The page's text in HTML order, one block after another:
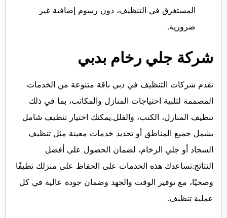
المستغرق في التنظيف، دون رسوم إضافية غير
ضرورية.
شركة جلي رخام بدبي
تقدم شركات التنظيف في دبي باقة متنوعة من الخدمات
المصممة لتلبية احتياجات المنازل والمكاتب، بما في ذلك
تنظيف المنازل، الكنب، والفلل.يمكنك اختيار تنظيف شامل
يشمل جميع المناطق أو تحديد خدمات معينة مثل تنظيف
السجاد أو جلي الرخام، لضمان الحصول على أفضل
النتائج.تساعدك هذه الخدمات على الحفاظ على منزلك نظيفًا
وصحيًا، مع توفير الوقت والجهد وضمان جودة عالية في كل
عملية تنظيف.